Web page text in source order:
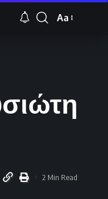
Font
Aa
2 Min Read